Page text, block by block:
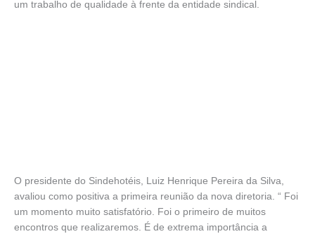
um trabalho de qualidade à frente da entidade sindical.
O presidente do Sindehotéis, Luiz Henrique Pereira da Silva,
avaliou como positiva a primeira reunião da nova diretoria. “ Foi
um momento muito satisfatório. Foi o primeiro de muitos
encontros que realizaremos. É de extrema importância a